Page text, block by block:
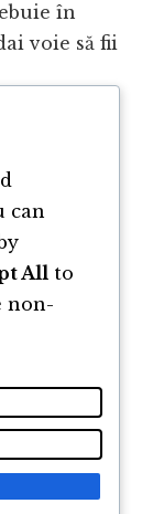
în
voie să fii
a crea
CONTACT
can
All to
non-